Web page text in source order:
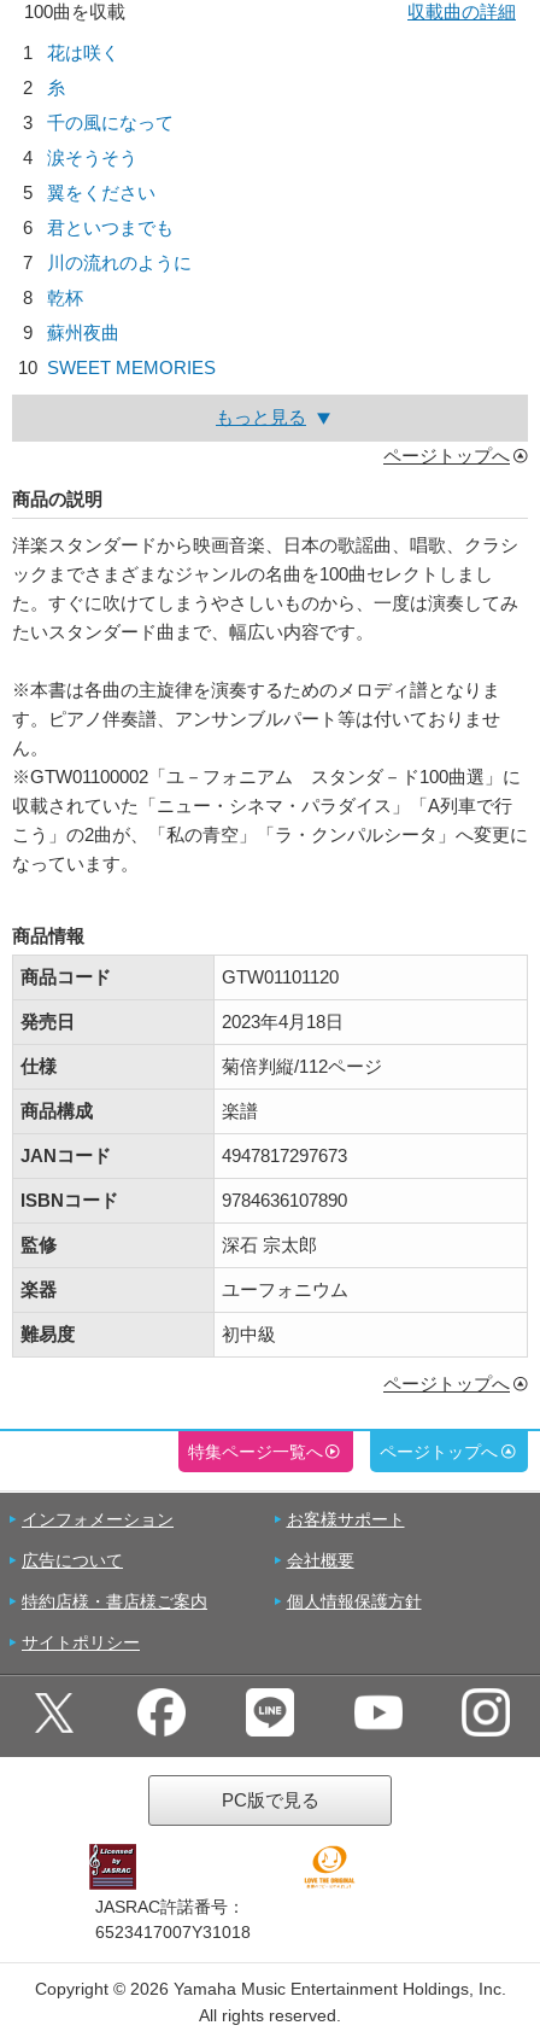
100曲を収載
収載曲の詳細
1
花は咲く
2
糸
3
千の風になって
4
涙そうそう
5
翼をください
6
君といつまでも
7
川の流れのように
8
乾杯
9
蘇州夜曲
10 SWEET MEMORIES
もっと見る
ページトップへ
商品の説明
洋楽スタンダードから映画音楽、日本の歌謡曲、唱歌、クラシ
ックまでさまざまなジャンルの名曲を100曲セレクトしまし
た。すぐに吹けてしまうやさしいものから、一度は演奏してみ
たいスタンダード曲まで、幅広い内容です。
※本書は各曲の主旋律を演奏するためのメロディ譜となりま
す。ピアノ伴奏譜、アンサンブルパート等は付いておりませ
ん。
※GTW01100002「ユ－フォニアム スタンダ－ド100曲選」に
収載されていた「ニュー・シネマ・パラダイス」「A列車で行
こう」の2曲が、「私の青空」「ラ・クンパルシータ」へ変更に
なっています。
商品情報
商品コード
GTW01101120
発売日 2023年4月18日
仕様 菊倍判縦/112ページ
商品構成 楽譜
JANコード 4947817297673
ISBNコード 9784636107890
監修 深石 宗太郎
楽器 ユーフォニウム
難易度 初中級
ページトップへ
特集ページ一覧へ ページトップへ
インフォメーション お客様サポート
広告について 会社概要
特約店様・書店様ご案内 個人情報保護方針
サイトポリシー
PC版で見る
JASRAC許諾番号：
6523417007Y31018
Copyright © 2026 Yamaha Music Entertainment Holdings, Inc.
All rights reserved.